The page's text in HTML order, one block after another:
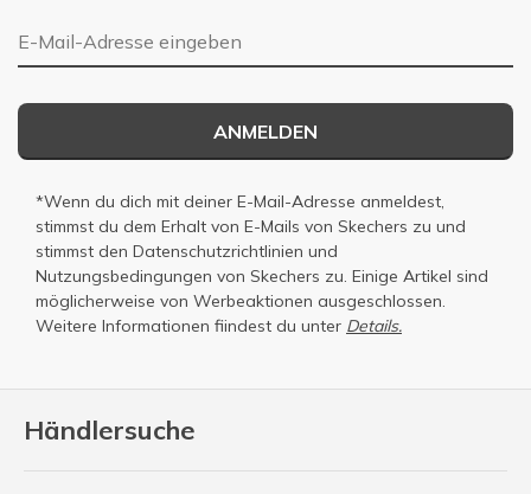
Händlersuche
E-Mail-Adresse
ANMELDEN
*Wenn du dich mit deiner E-Mail-Adresse anmeldest,
stimmst du dem Erhalt von E-Mails von Skechers zu und
stimmst den Datenschutzrichtlinien und
Nutzungsbedingungen von Skechers zu. Einige Artikel sind
möglicherweise von Werbeaktionen ausgeschlossen.
Weitere Informationen fiindest du unter Details.